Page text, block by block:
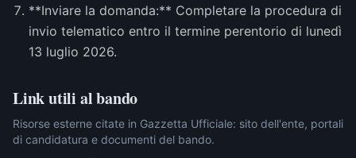
**Inviare la domanda:** Completare la procedura di
invio telematico entro il termine perentorio di lunedì
13 luglio 2026.
Link utili al bando
Risorse esterne citate in Gazzetta Ufficiale: sito dell'ente, portali
di candidatura e documenti del bando.